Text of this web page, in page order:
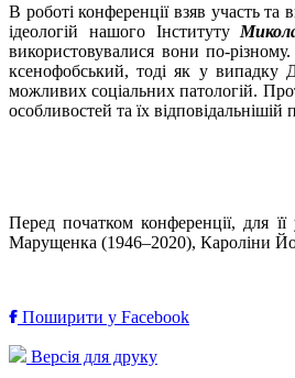
В роботі конференції взяв участь та
ідеологій нашого Інституту
використовувалися вони по-
ксенофобський, тоді як у випадку
можливих соціальних патологій.
особливостей та їх відповідальнішій
Перед початком конференції, для
Марущенка (1946–2020), Кароліни
Поширити у Facebook
Версія для друку